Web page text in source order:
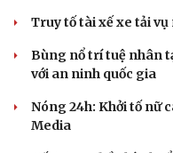
Truy tố tài xế xe tải
Bùng nổ trí tuệ nhân
với an ninh quốc gia
Nóng 24h: Khởi tố nữ
Media